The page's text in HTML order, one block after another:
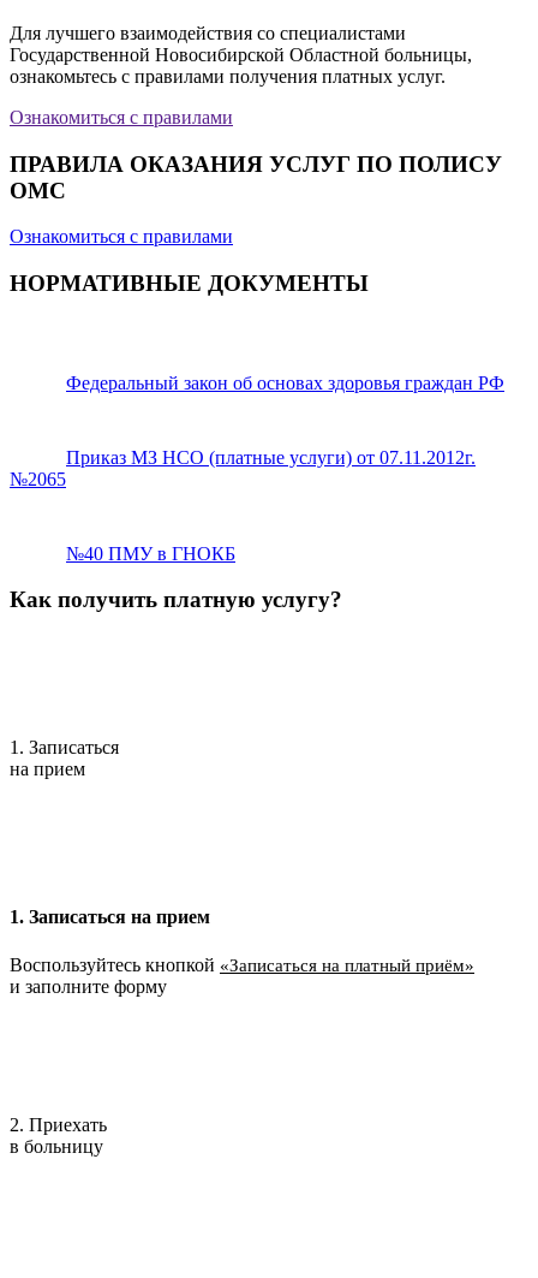
Для лучшего взаимодействия со специалистами
Государственной Новосибирской Областной больницы,
ознакомьтесь с правилами получения платных услуг.
Ознакомиться с правилами
ПРАВИЛА ОКАЗАНИЯ УСЛУГ ПО ПОЛИСУ
ОМС
Ознакомиться с правилами
НОРМАТИВНЫЕ ДОКУМЕНТЫ
Федеральный закон об основах здоровья граждан РФ
Приказ МЗ НСО (платные услуги) от 07.11.2012г.
№2065
№40 ПМУ в ГНОКБ
Как получить платную услугу?
1. Записаться
на прием
1. Записаться на прием
Воспользуйтесь кнопкой «Записаться на платный приём»
и заполните форму
2. Приехать
в больницу